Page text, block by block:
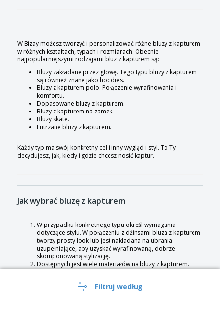
Filtruj według
W Bizay możesz tworzyć i personalizować różne bluzy z kapturem
w różnych kształtach, typach i rozmiarach. Obecnie
najpopularniejszymi rodzajami bluz z kapturem są:
Bluzy zakładane przez głowę. Tego typu bluzy z kapturem
są również znane jako hoodies.
Bluzy z kapturem polo. Połączenie wyrafinowania i
komfortu.
Dopasowane bluzy z kapturem.
Bluzy z kapturem na zamek.
Bluzy skate.
Futrzane bluzy z kapturem.
Każdy typ ma swój konkretny cel i inny wygląd i styl. To Ty
decydujesz, jak, kiedy i gdzie chcesz nosić kaptur.
Jak wybrać bluzę z kapturem
W przypadku konkretnego typu określ wymagania
dotyczące stylu. W połączeniu z dżinsami bluza z kapturem
tworzy prosty look lub jest nakładana na ubrania
uzupełniające, aby uzyskać wyrafinowaną, dobrze
skomponowaną stylizację.
Dostępnych jest wiele materiałów na bluzy z kapturem.
Popularne są wełniane, kaszmirowe, spadochronowe i
polarowe bluzy z kapturem. Wybór tkaniny będzie zależał
od klimatu, w jakim mieszkasz.